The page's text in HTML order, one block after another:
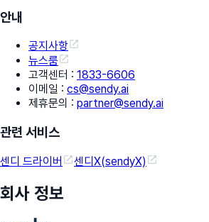
안내
공지사항
뉴스룸
고객센터 : 1833-6606
이메일 : cs@sendy.ai
제휴문의 : partner@sendy.ai
관련 서비스
센디 드라이버 센디X(sendyX)
회사 정보